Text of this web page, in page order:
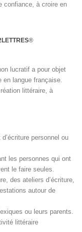
confiance, à croire en
®
lucratif a pour objet
en langue française.
littéraire, à
personnel ou
les personnes qui ont
le faire seules.
des ateliers d’écriture,
autour de
ou leurs parents.
littéraire